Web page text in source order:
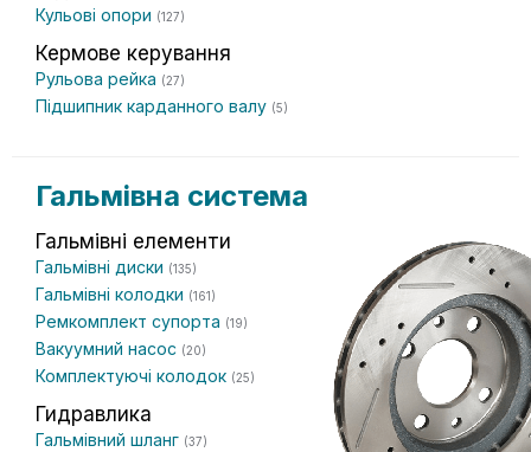
Кульові опори (127)
Кермове керування
Рульова рейка (27)
Підшипник карданного валу (5)
Гальмівна система
Гальмівні елементи
Гальмівні диски (135)
Гальмівні колодки (161)
Ремкомплект супорта (19)
Вакуумний насос (20)
Комплектуючі колодок (25)
Гидравлика
Гальмівний шланг (37)